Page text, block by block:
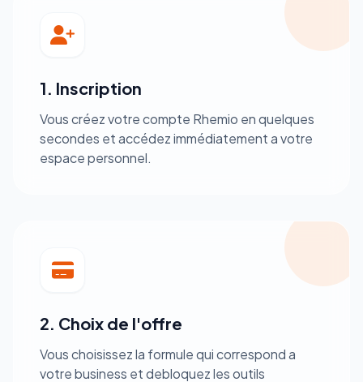
1. Inscription
Vous créez votre compte Rhemio en quelques
secondes et accédez immédiatement a votre
espace personnel.
2. Choix de l'offre
Vous choisissez la formule qui correspond a
votre business et debloquez les outils